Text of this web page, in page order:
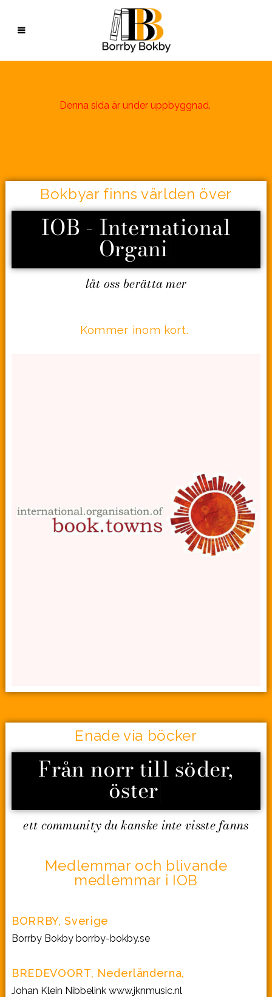
Denna sida är under uppbyggnad.
Bokbyar finns världen över
IOB - International
Organisat
låt oss berätta mer
Kommer inom kort.
Enade via böcker
Från norr till söder,
öster til
ett community du kanske inte visste fanns
Medlemmar och blivande
medlemmar i IOB
BORRBY, Sverige
Borrby Bokby borrby-bokby.se
BREDEVOORT, Nederländerna,
Johan Klein Nibbelink www.jknmusic.nl